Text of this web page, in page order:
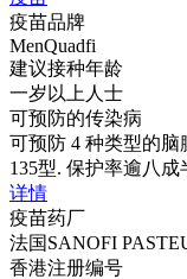
疫苗品牌
MenQuadfi
建议接种年龄
一岁以上人士
可预防的传染病
可预防 4 种类型的
135型. 保护率逾八
详情
疫苗药厂
法国SANOFI
香港注册编号